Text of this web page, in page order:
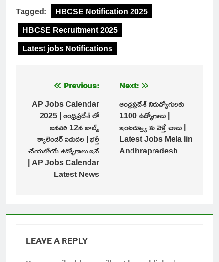
Tagged:
HBCSE Notification 2025
HBCSE Recruitment 2025
Latest jobs Notifications
navigation
Previous:
AP Jobs Calendar
2025 | ఆంధ్రప్రదేశ్ లో
జనవరి 12న జాబ్స్
క్యాలెండర్ విడుదల | భర్తీ
చేయబోయే ఉద్యోగాలు ఇవే
| AP Jobs Calendar
Latest News
Next:
ఆంధ్రప్రదేశ్ నిరుద్యోగులకు
1100 ఉద్యోగాలు |
ఇంటర్వ్యూ కు వెళ్తే చాలు |
Latest Jobs Mela Iin
Andhrapradesh
LEAVE A REPLY